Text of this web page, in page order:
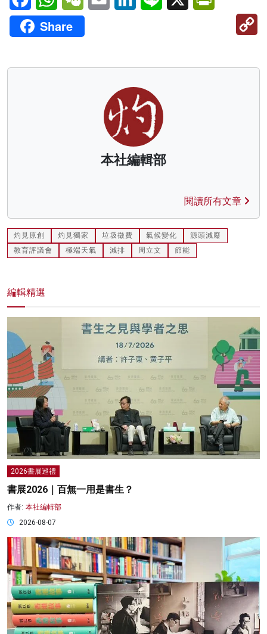
Share
本社編輯部
閱讀所有文章
灼見原創 灼見獨家 垃圾徵費 氣候變化
源頭減廢
教育評議會
極端天氣 減排 周立文 節能
編輯精選
2026書展巡禮
書展2026｜百無一用是書生？
作者: 本社編輯部
2026-08-07